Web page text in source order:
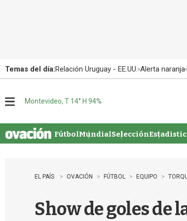
Temas del día:Relación Uruguay - EE.UU. Alerta naranja
u
Montevideo, T 14° H 94%
FútbolMundialSelección
EL PAÍS OVACIÓN FÚTBOL EQUIPO
Show de goles de